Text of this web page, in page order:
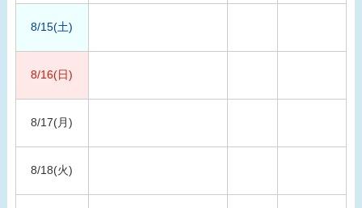
8/15(土)
8/16(日)
8/17(月)
8/18(火)